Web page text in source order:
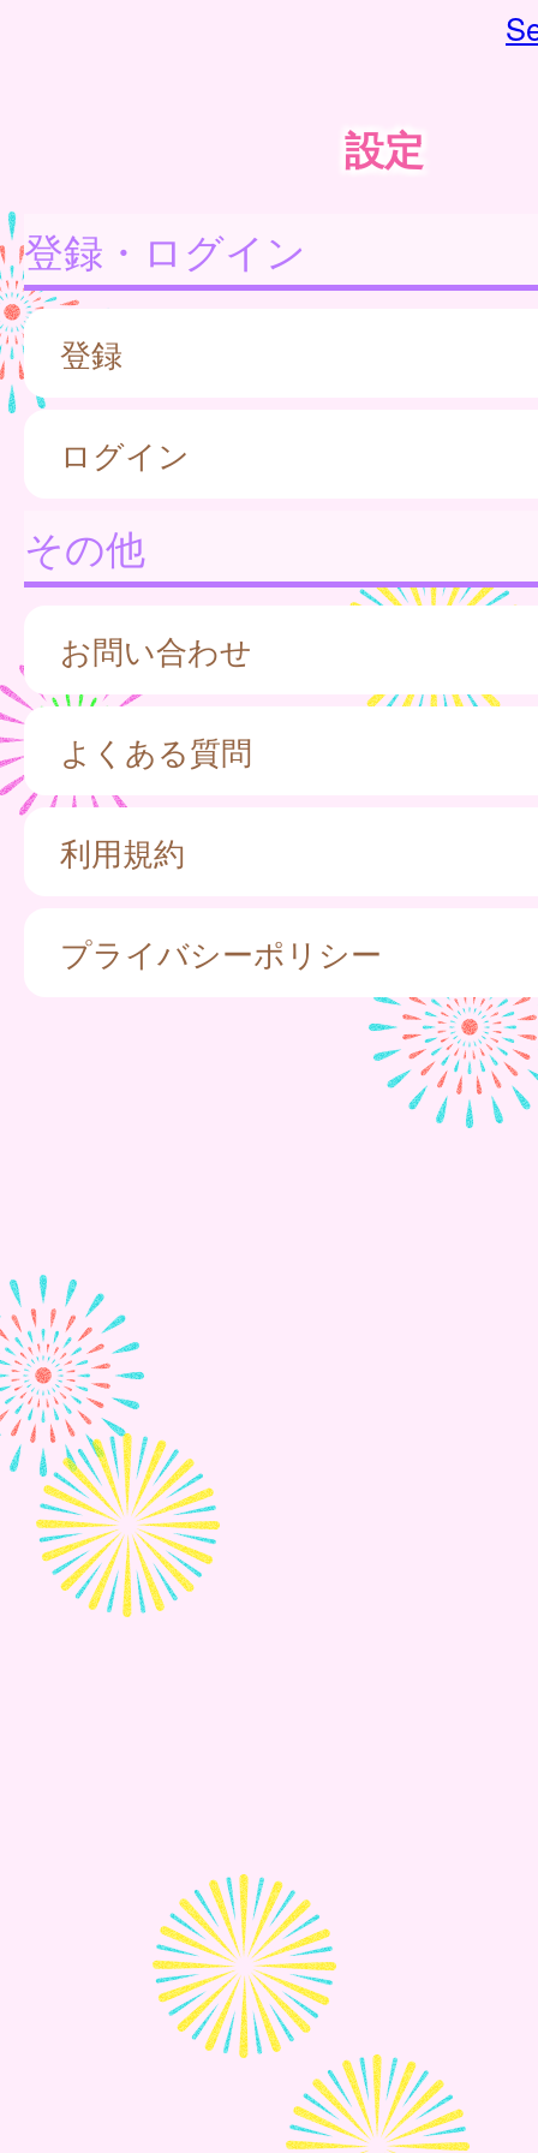
設定
登録・ログイン
登録
ログイン
その他
お問い合わせ
よくある質問
利用規約
プライバシーポリシー